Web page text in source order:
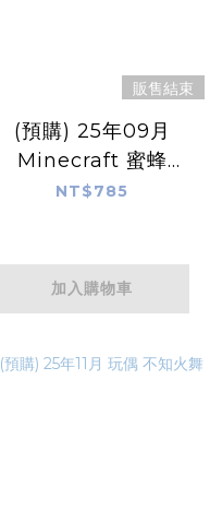
販售結束
(預購) 25年09月
Minecraft 蜜蜂
Bees 3.6吋 不可動 搪
NT$785
加入購物車